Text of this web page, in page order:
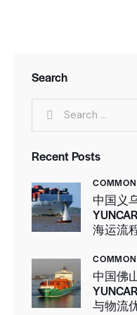
Search
Recent Posts
中国义
海运流
中国佛
与物流